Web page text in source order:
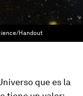
Handout
que es la